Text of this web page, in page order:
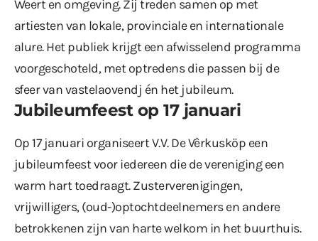
Weert en omgeving. Zij treden samen op met
artiesten van lokale, provinciale en internationale
alure. Het publiek krijgt een afwisselend programma
voorgeschoteld, met optredens die passen bij de
sfeer van vastelaovendj én het jubileum.
Jubileumfeest op 17 januari
Op 17 januari organiseert V.V. De Vêrkusköp een
jubileumfeest voor iedereen die de vereniging een
warm hart toedraagt. Zusterverenigingen,
vrijwilligers, (oud-)optochtdeelnemers en andere
betrokkenen zijn van harte welkom in het buurthuis.